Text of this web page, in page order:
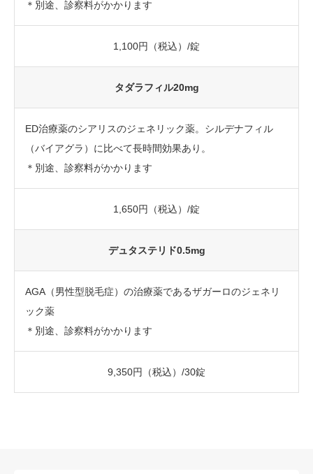
＊別途、診察料がかかります
1,100円（税込）/錠
タダラフィル20mg
ED治療薬のシアリスのジェネリック薬。シルデナフィル
（バイアグラ）に比べて長時間効果あり。
＊別途、診察料がかかります
1,650円（税込）/錠
デュタステリド0.5mg
AGA（男性型脱毛症）の治療薬であるザガーロのジェネリ
ック薬
＊別途、診察料がかかります
9,350円（税込）/30錠